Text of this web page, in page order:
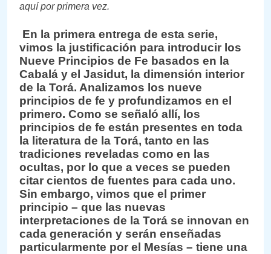
aquí por primera vez.
En la primera entrega de esta serie,
vimos la justificación para introducir los
Nueve Principios de Fe basados ​​en la
Cabalá y el Jasidut, la dimensión interior
de la Torá. Analizamos los nueve
principios de fe y profundizamos en el
primero. Como se señaló allí, los
principios de fe están presentes en toda
la literatura de la Torá, tanto en las
tradiciones reveladas como en las
ocultas, por lo que a veces se pueden
citar cientos de fuentes para cada uno.
Sin embargo, vimos que el primer
principio – que las nuevas
interpretaciones de la Torá se innovan en
cada generación y serán enseñadas
particularmente por el Mesías – tiene una